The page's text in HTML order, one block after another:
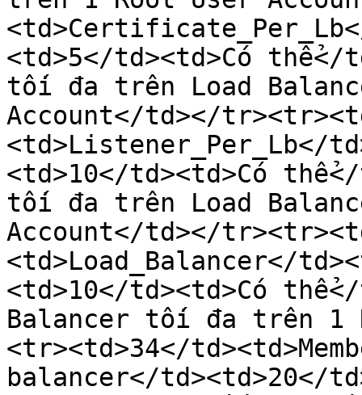
<td>5</td><td>Có
tối đa trên Load
Account</td></
<td>Listener_Per_Lb</
<td>10</td><td>Có
tối đa trên Load
Account</td></
<td>Load_Balancer</
<td>10</td><td>Có
Balancer tối đa trên 1
<tr><td>34</
balancer</td><td>20</